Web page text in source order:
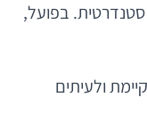
סטנדרטית. בפועל,
התממשקות למערכת loyalty קיימת ולעיתים